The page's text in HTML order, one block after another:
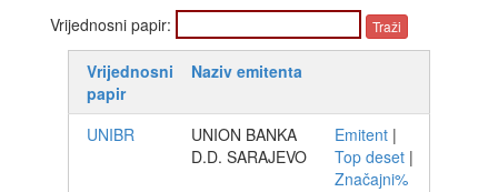
Vrijednosni papir:
Vrijednosni
papir
Naziv emitenta
UNIBR
UNION BANKA
D.D. SARAJEVO
Emitent |
Top deset |
Značajni%